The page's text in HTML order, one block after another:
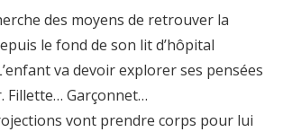
des moyens de retrouver la
le fond de son lit d’hôpital
va devoir explorer ses pensées
Fillette… Garçonnet…
vont prendre corps pour lui